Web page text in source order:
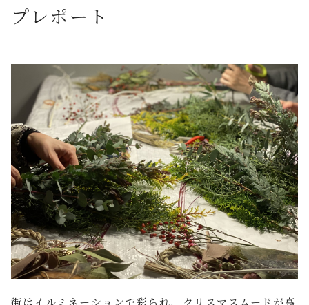
価格から探す
FAQ よくあるご質問
店舗案内
ご利用ガイド
プライバシーポリシー
特定商取引法について
プレポート
街はイルミネーションで彩られ、クリスマスムードが高